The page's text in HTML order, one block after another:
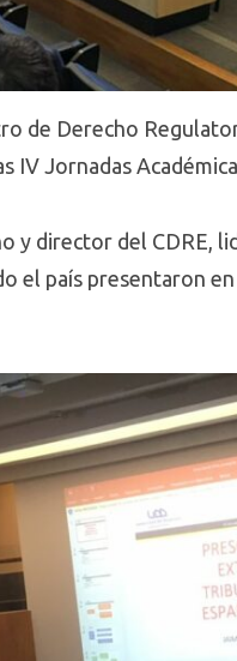
de Derecho
IV Jornadas
y director del CDRE,
el país presentaron